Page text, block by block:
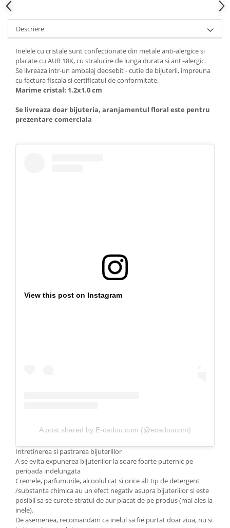
Descriere
Inelele cu cristale sunt confectionate din metale anti-alergice si
placate cu AUR 18K, cu stralucire de lunga durata si anti-alergic.
Se livreaza intr-un ambalaj deosebit - cutie de bijuterii, impreuna
cu factura fiscala si certificatul de conformitate.
Marime cristal: 1.2x1.0 cm
Se livreaza doar bijuteria, aranjamentul floral este pentru
prezentare comerciala
View this post on Instagram
A post shared by E-cadou.com (@ecadoucom)
Intretinerea si pastrarea bijuteriilor
A se evita expunerea bijuteriilor la soare foarte puternic pe
perioada indelungata
Cremele, parfumurile, alcoolul cat si orice alt tip de detergent
/substanta chimica au un efect negativ asupra bijuteriilor si este
posibil sa se curete stratul de aur placat de pe produs (mai ales la
inele).
De asemenea, recomandam ca inelul sa fie purtat doar ziua, nu si